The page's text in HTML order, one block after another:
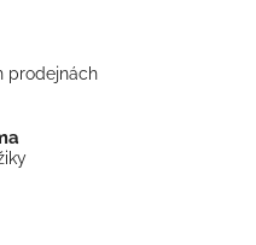
prodejnách